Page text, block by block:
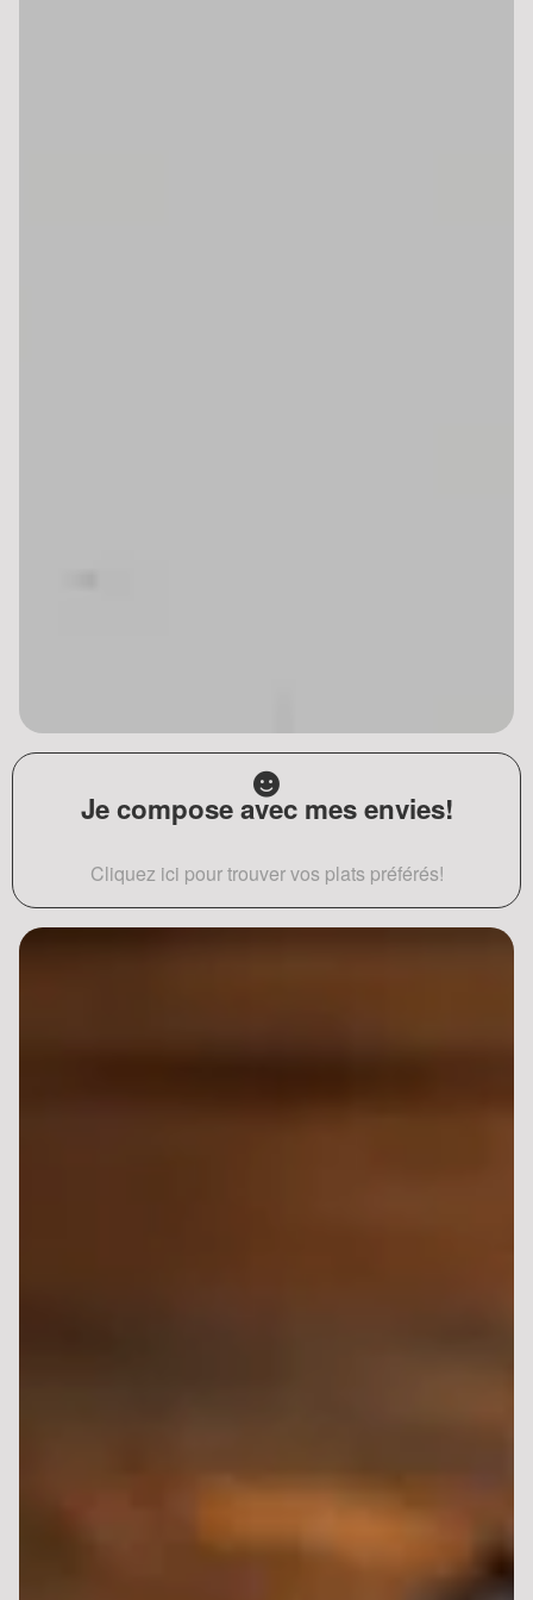
Je compose avec mes envies!
Cliquez ici pour trouver vos plats préférés!